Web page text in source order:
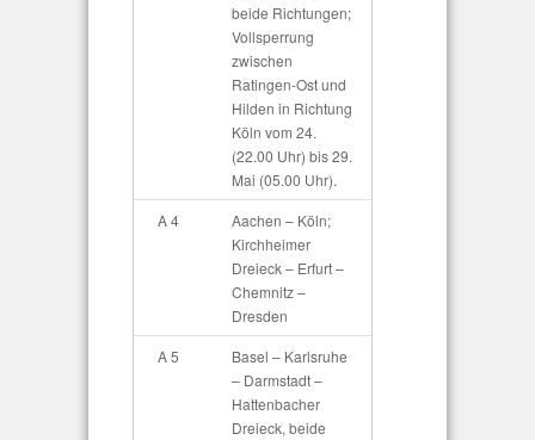
beide Richtungen;
Vollsperrung
zwischen
Ratingen-Ost und
Hilden in Richtung
Köln vom 24.
(22.00 Uhr) bis 29.
Mai (05.00 Uhr).
A 4
Aachen – Köln;
Kirchheimer
Dreieck – Erfurt –
Chemnitz –
Dresden
A 5
Basel – Karlsruhe
– Darmstadt –
Hattenbacher
Dreieck, beide